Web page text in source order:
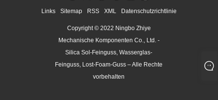
Links Sitemap RSS XML Datenschutzrichtlinie
Copyright © 2022 Ningbo Zhiye
Mechanische Komponenten Co., Ltd. -
Silica Sol-Feinguss, Wasserglas-
Feinguss, Lost-Foam-Guss – Alle Rechte
vorbehalten